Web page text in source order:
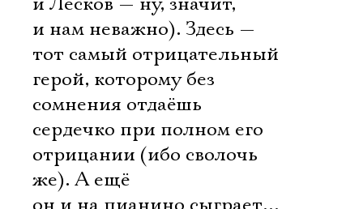
и нам неважно). Здесь —
тот самый отрицательный
герой, которому без
сомнения отдаёшь
сердечко при полном его
отрицании (ибо сволочь
же). А ещё